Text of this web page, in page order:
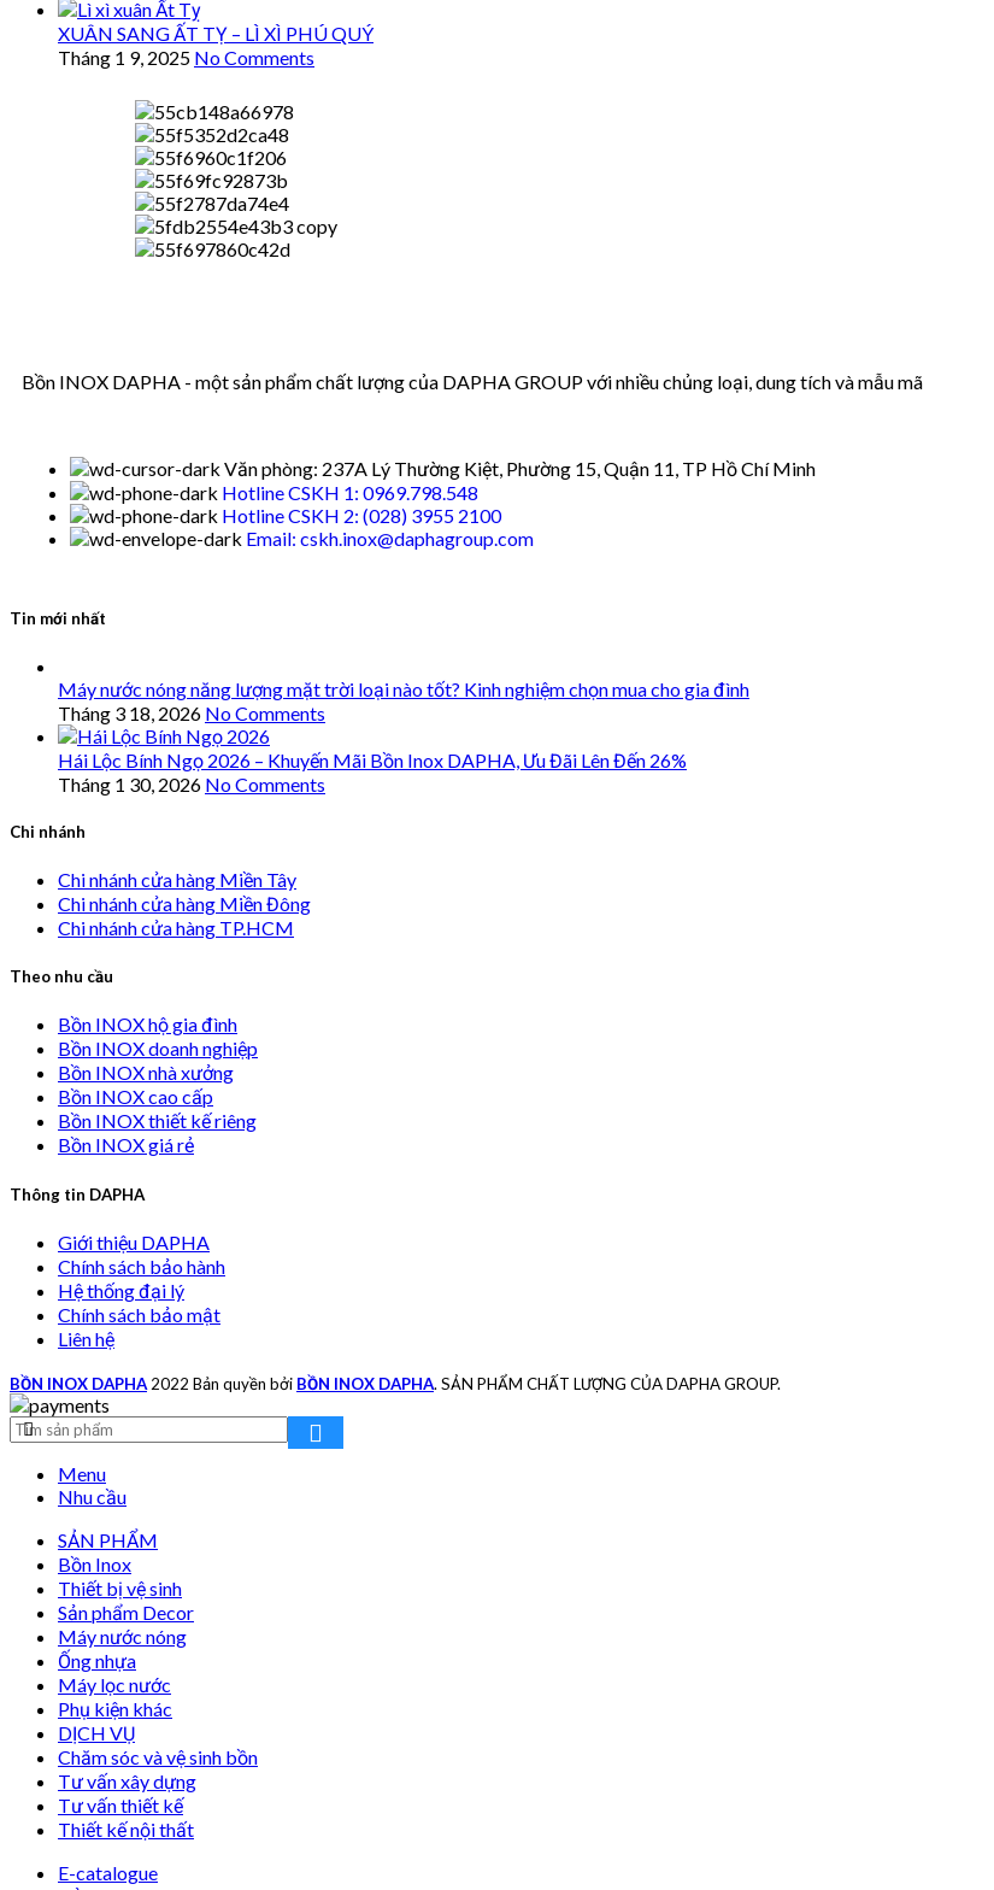
XUÂN SANG ẤT TỴ – LÌ XÌ PHÚ QUÝ
Tháng 1 9, 2025 No Comments
Bồn INOX DAPHA - một sản phẩm chất lượng của DAPHA GROUP với nhiều chủng loại, dung tích và mẫu mã
Văn phòng: 237A Lý Thường Kiệt, Phường 15, Quận 11, TP Hồ Chí Minh
Hotline CSKH 1: 0969.798.548
Hotline CSKH 2: (028) 3955 2100
Email: cskh.inox@daphagroup.com
Tin mới nhất
Máy nước nóng năng lượng mặt trời loại nào tốt? Kinh nghiệm chọn mua cho gia đình
Tháng 3 18, 2026 No Comments
Hái Lộc Bính Ngọ 2026 – Khuyến Mãi Bồn Inox DAPHA, Ưu Đãi Lên Đến 26%
Tháng 1 30, 2026 No Comments
Chi nhánh
Chi nhánh cửa hàng Miền Tây
Chi nhánh cửa hàng Miền Đông
Chi nhánh cửa hàng TP.HCM
Theo nhu cầu
Bồn INOX hộ gia đình
Bồn INOX doanh nghiệp
Bồn INOX nhà xưởng
Bồn INOX cao cấp
Bồn INOX thiết kế riêng
Bồn INOX giá rẻ
Thông tin DAPHA
Giới thiệu DAPHA
Chính sách bảo hành
Hệ thống đại lý
Chính sách bảo mật
Liên hệ
BỒN INOX DAPHA 2022 Bản quyền bởi BỒN INOX DAPHA. SẢN PHẨM CHẤT LƯỢNG CỦA DAPHA GROUP.
Menu
Nhu cầu
SẢN PHẨM
Bồn Inox
Thiết bị vệ sinh
Sản phẩm Decor
Máy nước nóng
Ống nhựa
Máy lọc nước
Phụ kiện khác
DỊCH VỤ
Chăm sóc và vệ sinh bồn
Tư vấn xây dựng
Tư vấn thiết kế
Thiết kế nội thất
E-catalogue